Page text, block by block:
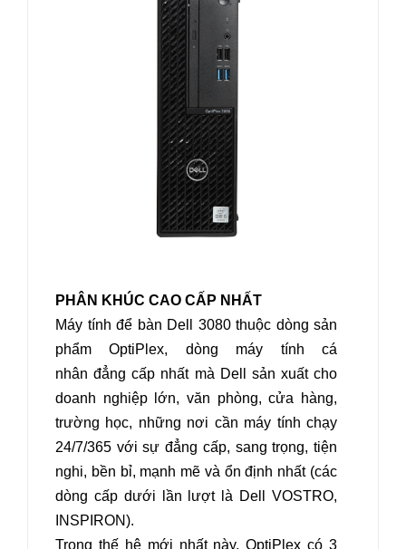
PHÂN KHÚC CAO CẤP NHẤT
Máy tính để bàn Dell 3080 thuộc dòng sản
phẩm OptiPlex, dòng máy tính cá
nhân đẳng cấp nhất mà Dell sản xuất cho
doanh nghiệp lớn, văn phòng, cửa hàng,
trường học, những nơi cần máy tính chạy
24/7/365 với sự đẳng cấp, sang trọng, tiện
nghi, bền bỉ, mạnh mẽ và ổn định nhất (các
dòng cấp dưới lần lượt là Dell VOSTRO,
INSPIRON).
Trong thế hệ mới nhất này, OptiPlex có 3